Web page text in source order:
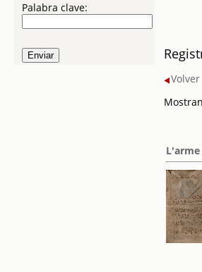
Palabra clave:
Volver